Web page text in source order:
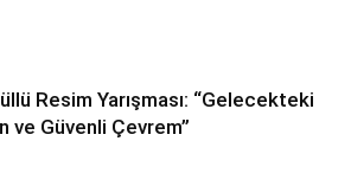
Resim Yarışması: “Gelecekteki
ve Güvenli Çevrem”